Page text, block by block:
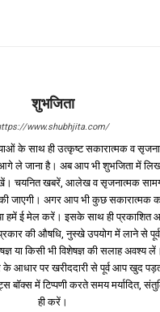
शुभजिता
www.shubhjita.com/
के साथ ही उत्कृष्ट सकारात्मक व
ले जाना है। अब आप भी शुभजिता में
चयनित खबरें, आलेख व सृजनात्मक
की जाएगी। अगर आप भी कुछ सकारात्मक
हमें ई मेल करें। इसके साथ ही
की औषधि, नुस्खे उपयोग में लाने से
या किसी भी विशेषज्ञ की सलाह अवश्य
के आधार पर खरीददारी से पूर्व आप खुद
में टिप्पणी करते समय मर्यादित,
ही करें।